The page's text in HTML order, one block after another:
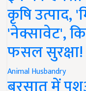
कृषि उत्पाद,
'नेक्सावेट',
फसल सुरक्षा!
Animal Husbandry